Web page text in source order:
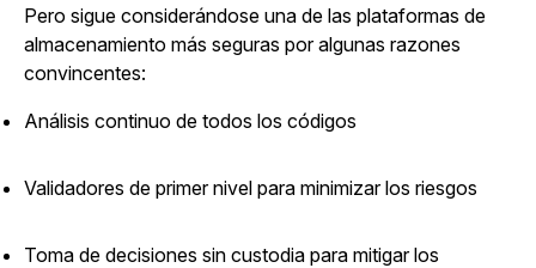
Pero sigue considerándose una de las plataformas de
almacenamiento más seguras por algunas razones
convincentes:
Análisis continuo de todos los códigos
Validadores de primer nivel para minimizar los riesgos
Toma de decisiones sin custodia para mitigar los